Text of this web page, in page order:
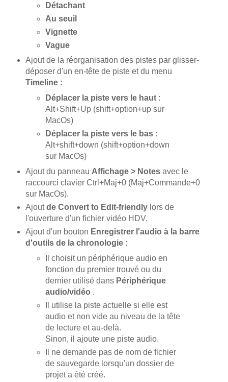
Détachant
Au seuil
Vignette
Vague
Ajout de la réorganisation des pistes par glisser-
déposer d'un en-tête de piste et du menu
Timeline :
Déplacer la piste vers le haut :
Alt+Shift+Up (shift+option+up sur
MacOs)
Déplacer la piste vers le bas :
Alt+shift+down (shift+option+down
sur MacOs)
Ajout du panneau Affichage > Notesavec le
raccourci clavier Ctrl+Maj+0 (Maj+Commande+0
sur MacOs).
Ajoutde Convert to Edit-friendlylors de
l'ouverture d'un fichier vidéo HDV.
Ajout d'un bouton Enregistrer l'audio à la barre
d'outils de la chronologie:
Il choisit un périphérique audio en
fonction du premier trouvé ou du
dernier utilisé dans Périphérique
audio/vidéo .
Il utilise la piste actuelle si elle est
audio et non vide au niveau de la tête
de lecture et au-delà.
Sinon, il ajoute une piste audio.
Il ne demande pas de nom de fichier
de sauvegarde lorsqu'un dossier de
projet a été créé.